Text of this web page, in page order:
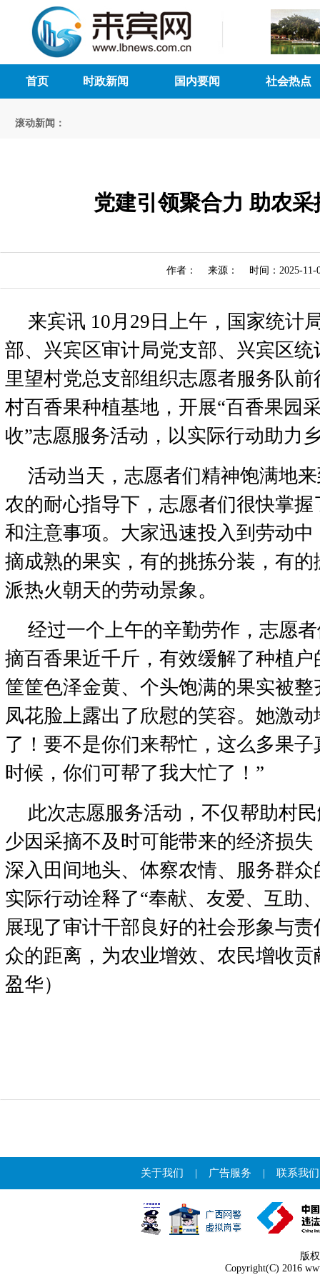
首页 时政新闻 国内要闻 社会热点
滚动新闻：
党建引领聚合力 助农
作者： 来源： 时间：2025-11-
来宾讯 10月29日上午，国家统计
部、兴宾区审计局党支部、兴宾区
里望村党总支部组织志愿者服务队
村百香果种植基地，开展“百香果园
收”志愿服务活动，以实际行动助力
活动当天，志愿者们精神饱满地
农的耐心指导下，志愿者们很快掌
和注意事项。大家迅速投入到劳动
摘成熟的果实，有的挑拣分装，有
派热火朝天的劳动景象。
经过一个上午的辛勤劳作，志愿
摘百香果近千斤，有效缓解了种植
筐筐色泽金黄、个头饱满的果实被
凤花脸上露出了欣慰的笑容。她激
了！要不是你们来帮忙，这么多果
时候，你们可帮了我大忙了！”
此次志愿服务活动，不仅帮助村
少因采摘不及时可能带来的经济损
深入田间地头、体察农情、服务群
实际行动诠释了“奉献、友爱、互助
展现了审计干部良好的社会形象与
众的距离，为农业增效、农民增收
盈华）
关于我们 | 广告服务 | 联系我们
版
Copyright(C) 2016